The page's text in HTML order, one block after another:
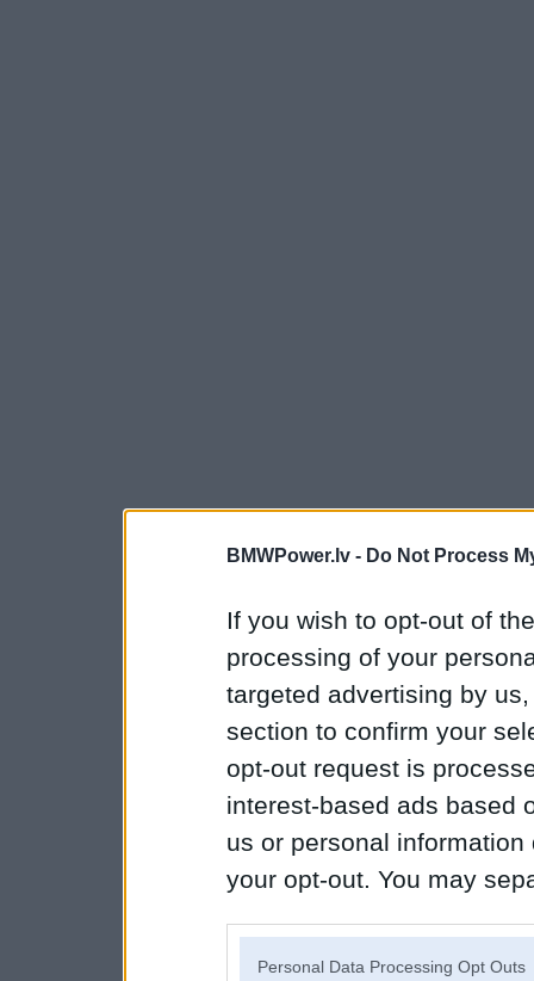
BMWPower.lv - Do Not Process
If you wish to opt-out of
processing of your
targeted advertising by
section to confirm your
opt-out request is
interest-based ads based
us or personal
your opt-out. You may
Personal Data Processing Opt Outs